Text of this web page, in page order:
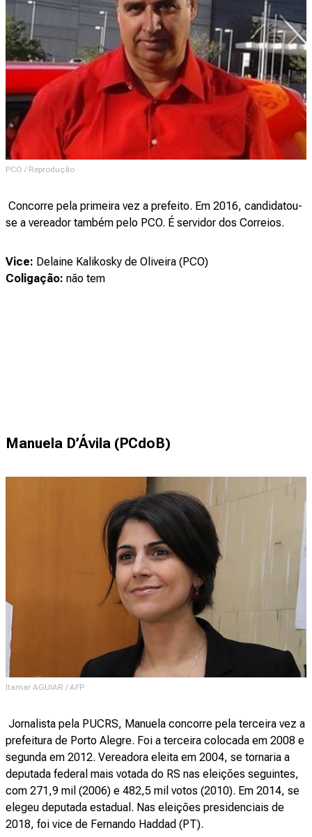
PCO / Reprodução
Concorre pela primeira vez a prefeito. Em 2016, candidatou-
se a vereador também pelo PCO. É servidor dos Correios.
Vice: Delaine Kalikosky de Oliveira (PCO)
Coligação: não tem
Manuela D’Ávila (PCdoB)
Itamar AGUIAR / AFP
Jornalista pela PUCRS, Manuela concorre pela terceira vez a
prefeitura de Porto Alegre. Foi a terceira colocada em 2008 e
segunda em 2012. Vereadora eleita em 2004, se tornaria a
deputada federal mais votada do RS nas eleições seguintes,
com 271,9 mil (2006) e 482,5 mil votos (2010). Em 2014, se
elegeu deputada estadual. Nas eleições presidenciais de
2018, foi vice de Fernando Haddad (PT).